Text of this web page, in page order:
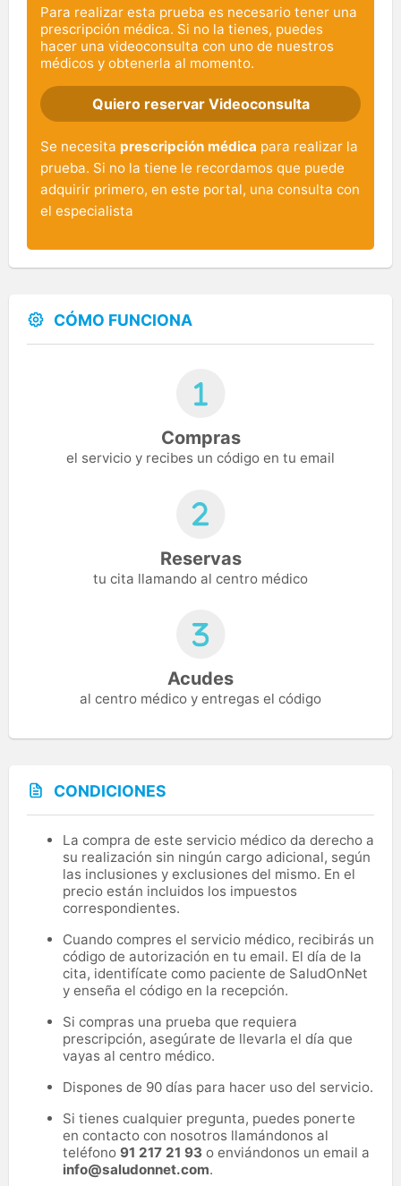
Para realizar esta prueba es necesario tener una
prescripción médica. Si no la tienes, puedes
hacer una videoconsulta con uno de nuestros
médicos y obtenerla al momento.
Quiero reservar Videoconsulta
Se necesita prescripción médica para realizar la
prueba. Si no la tiene le recordamos que puede
adquirir primero, en este portal, una consulta con
el especialista
CÓMO FUNCIONA
Compras
el servicio y recibes un código en tu email
Reservas
tu cita llamando al centro médico
Acudes
al centro médico y entregas el código
CONDICIONES
La compra de este servicio médico da derecho a
su realización sin ningún cargo adicional, según
las inclusiones y exclusiones del mismo. En el
precio están incluidos los impuestos
correspondientes.
Cuando compres el servicio médico, recibirás un
código de autorización en tu email. El día de la
cita, identifícate como paciente de SaludOnNet
y enseña el código en la recepción.
Si compras una prueba que requiera
prescripción, asegúrate de llevarla el día que
vayas al centro médico.
Dispones de 90 días para hacer uso del servicio.
Si tienes cualquier pregunta, puedes ponerte
en contacto con nosotros llamándonos al
teléfono 91 217 21 93 o enviándonos un email a
info@saludonnet.com.